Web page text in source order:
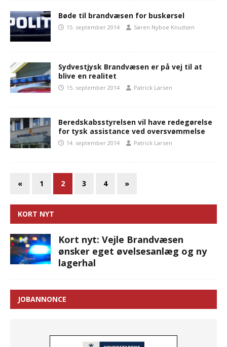
Bøde til brandvæsen for buskørsel
15. september 2014 Søren Nyboe Knudsen
Sydvestjysk Brandvæsen er på vej til at
blive en realitet
15. september 2014 Patrick Larsen
Beredskabsstyrelsen vil have redegørelse
for tysk assistance ved oversvømmelse
14. september 2014 Patrick Larsen
« 1 2 3 4 »
KORT NYT
Kort nyt: Vejle Brandvæsen
ønsker eget øvelsesanlæg og ny
lagerhal
JOBANNONCE